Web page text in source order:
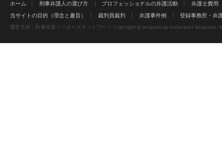
ホーム 刑事弁護人の選び方 プロフェッショナルの弁護活動
弁護士費用
当サイトの目的（理念と趣旨）
裁判員裁判 弁護事件例 登録事務所・弁
運営主体：刑事弁護リーダーズネットワークCopyright © bengoshi ga erabu keiji-bengonin.